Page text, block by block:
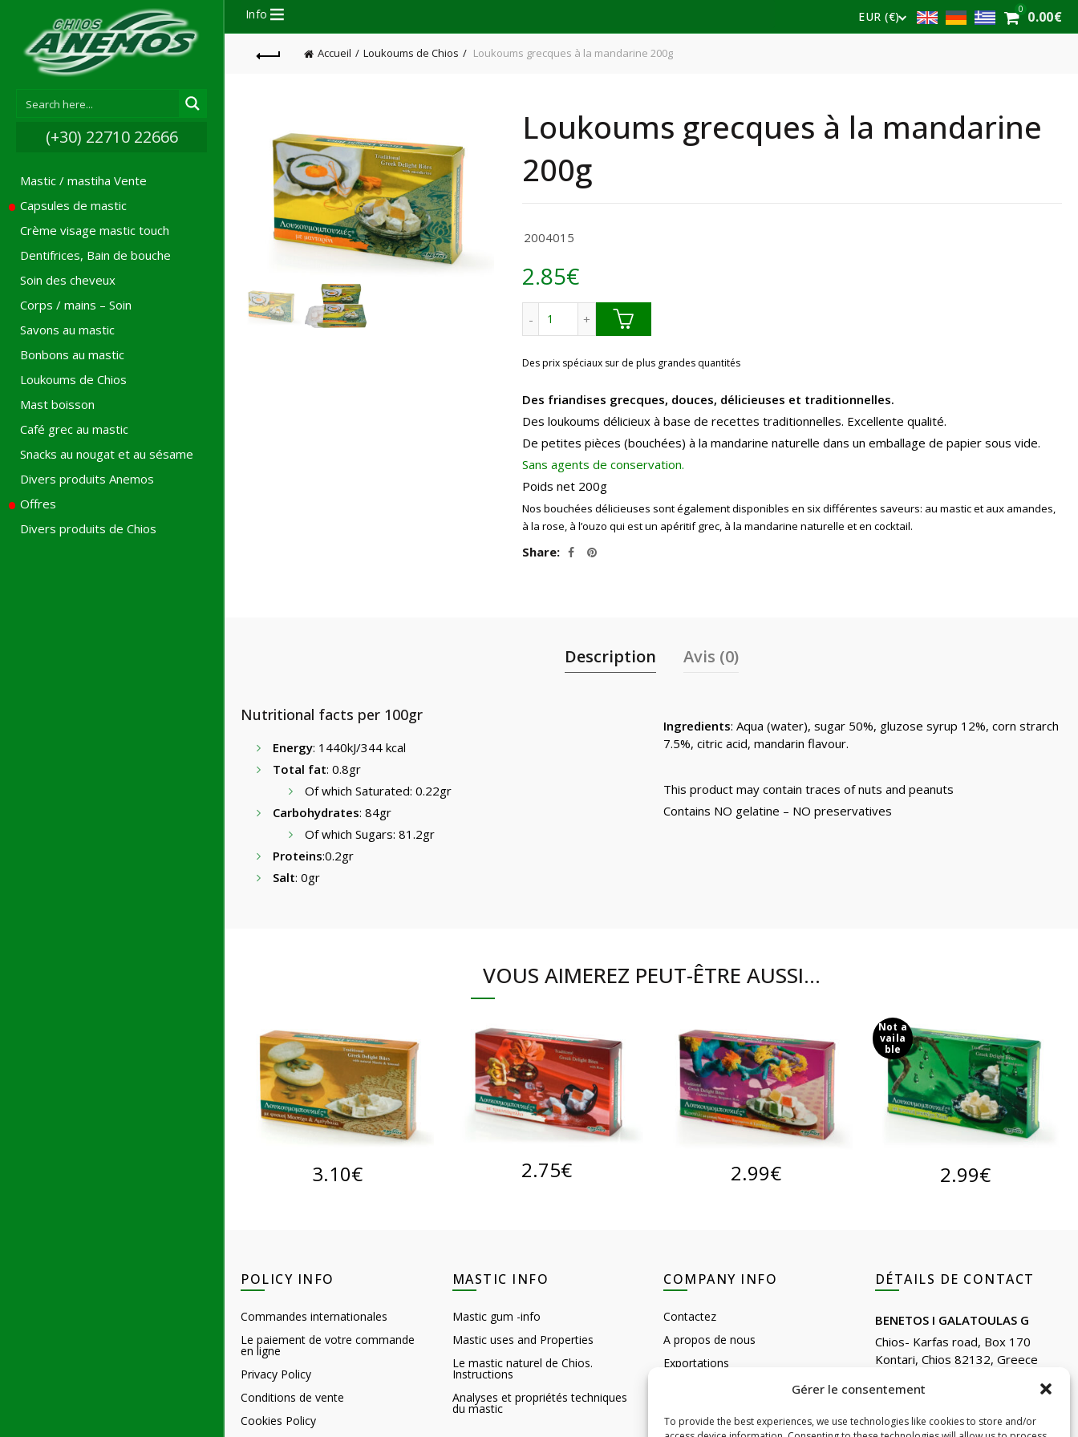
Gérer le consentement
To provide the best experiences, we use technologies like cookies to store and/or
EUR (€)
0 0.00€
Info
(+30) 22710 22666
Mastic / mastiha Vente
Capsules de mastic
Crème visage mastic touch
Dentifrices, Bain de bouche
Soin des cheveux
Corps / mains – Soin
Savons au mastic
Bonbons au mastic
Loukoums de Chios
Mast boisson
Café grec au mastic
Snacks au nougat et au sésame
Divers produits Anemos
Offres
Divers produits de Chios
Accueil Loukoums de Chios Loukoums grecques à la mandarine 200g
Loukoums grecques à la mandarine
200g
2004015
2.85€
quantité de Loukoums grecques à la mandarine 200g
Des prix spéciaux sur de plus grandes quantités
Des friandises grecques, douces, délicieuses et traditionnelles.
Des loukoums délicieux à base de recettes traditionnelles. Excellente qualité.
De petites pièces (bouchées) à la mandarine naturelle dans un emballage de papier sous vide.
Sans agents de conservation.
Poids net 200g
Nos bouchées délicieuses sont également disponibles en six différentes saveurs: au mastic et aux amandes,
à la rose, à l’ouzo qui est un apéritif grec, à la mandarine naturelle et en cocktail.
Share
Description Avis (0)
Nutritional facts per 100gr
Energy: 1440kJ/344 kcal
Total fat: 0.8gr
Of which Saturated: 0.22gr
Carbohydrates: 84gr
Of which Sugars: 81.2gr
Proteins:0.2gr
Salt: 0gr
Ingredients: Aqua (water), sugar 50%, gluzose syrup 12%, corn strarch
7.5%, citric acid, mandarin flavour.
This product may contain traces of nuts and peanuts
Contains NO gelatine – NO preservatives
VOUS AIMEREZ PEUT-ÊTRE AUSSI…
AJOUTER AU PANIER
3.10€ AJOUTER AU PANIER
2.75€ AJOUTER AU PANIER
2.99€
Not a
vaila
ble
LIRE LA SUITE
2.99€
POLICY INFO
Commandes internationales
Le paiement de votre commande
en ligne
Privacy Policy
Conditions de vente
Cookies Policy
MASTIC INFO
Mastic gum -info
Mastic uses and Properties
Le mastic naturel de Chios.
Instructions
Analyses et propriétés techniques
du mastic
COMPANY INFO
Contactez
A propos de nous
Exportations
Curiosités de Chios
DÉTAILS DE CONTACT
BENETOS I GALATOULAS G
Chios- Karfas road, Box 170
Kontari, Chios 82132, Greece
facebook.com/mastic.gr